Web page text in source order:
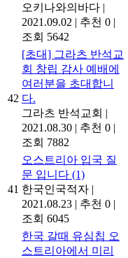
오키나와의바다 |
2021.09.02 | 추천 0 |
조회 5642
42
[초대] 그라츠 반석교
회 창립 감사 예배에
여러분을 초대합니
다.
그라츠 반석교회 |
2021.08.30 | 추천 0 |
조회 7882
41
오스트리아 입국 질
문 입니다 (1)
한국인국적자 |
2021.08.23 | 추천 0 |
조회 6045
한국 갈때 유심칩 오
스트리아에서 미리